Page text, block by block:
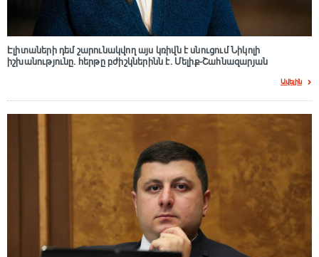
Էլիտաների դեմ շարունակվող այս կռիվն է սնուցում Նիկոլի
իշխանությունը. հերթը բժիշկներինն է. Մելիք-Շահնազարյան
Ավելին